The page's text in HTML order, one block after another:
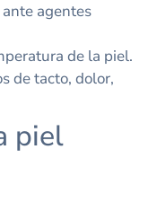
agentes
de la piel.
de tacto, dolor,
piel